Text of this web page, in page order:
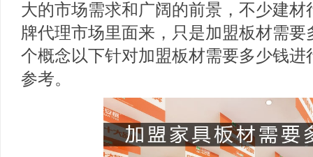
大的市场需求和广阔的前景，不少建
牌代理市场里面来，只是加盟板材需
个概念以下针对加盟板材需要多少钱
参考。